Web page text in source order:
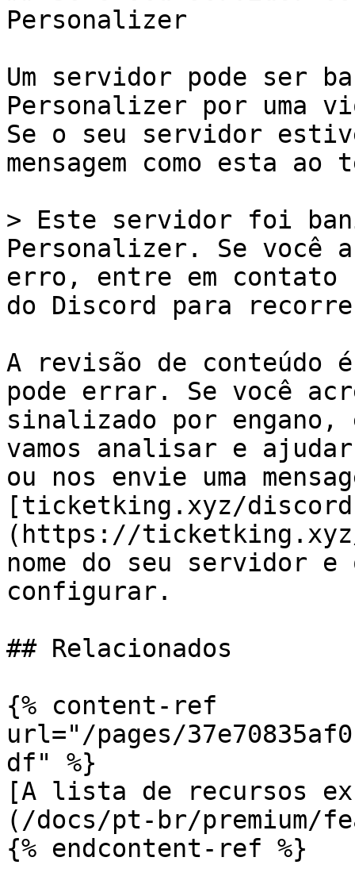
Personalizer
Um servidor pode ser
Personalizer por uma
Se o seu servidor
mensagem como esta
> Este servidor foi
Personalizer. Se você
erro, entre em contato
do Discord para
A revisão de conteúdo
pode errar. Se você
sinalizado por engano,
vamos analisar e
ou nos envie uma
[ticketking.xyz/
(https://
nome do seu servidor
configurar.
## Relacionados
{% content-ref
url="/pages/
df" %}
[A lista de recursos
(/docs/pt-br/premium/
{% endcontent-ref %}